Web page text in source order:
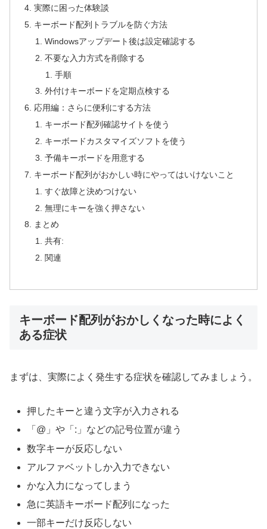
実際に困った体験談
キーボード配列トラブルを防ぐ方法
Windowsアップデート後は設定確認する
不要な入力方式を削除する
手順
外付けキーボードを定期点検する
応用編：さらに便利にする方法
キーボード配列確認サイトを使う
キーボードカスタマイズソフトを使う
予備キーボードを用意する
キーボード配列がおかしい時にやってはいけないこと
すぐ故障と決めつけない
無理にキーを強く押さない
まとめ
共有:
関連
キーボード配列がおかしくなった時によく
ある症状
まずは、実際によく発生する症状を確認してみましょう。
押したキーと違う文字が入力される
「@」や「:」などの記号位置が違う
数字キーが反応しない
アルファベットしか入力できない
かな入力になってしまう
急に英語キーボード配列になった
一部キーだけ反応しない